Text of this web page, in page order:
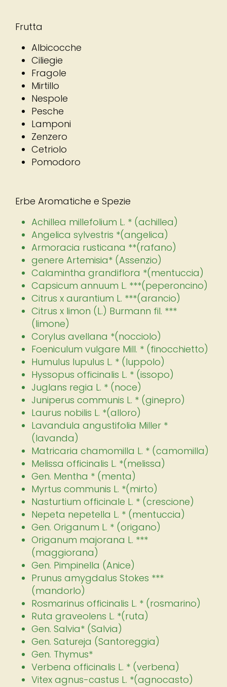
Frutta
Albicocche
Ciliegie
Fragole
Mirtillo
Nespole
Pesche
Lamponi
Zenzero
Cetriolo
Pomodoro
Erbe Aromatiche e Spezie
Achillea millefolium L. * (achillea)
Angelica sylvestris *(angelica)
Armoracia rusticana **(rafano)
genere Artemisia* (Assenzio)
Calamintha grandiflora *(mentuccia)
Capsicum annuum L. ***(peperoncino)
Citrus x aurantium L. ***(arancio)
Citrus x limon (L.) Burmann fil. ***
(limone)
Corylus avellana *(nocciolo)
Foeniculum vulgare Mill. * (finocchietto)
Humulus lupulus L. * (luppolo)
Hyssopus officinalis L. * (issopo)
Juglans regia L. * (noce)
Juniperus communis L. * (ginepro)
Laurus nobilis L. *(alloro)
Lavandula angustifolia Miller *
(lavanda)
Matricaria chamomilla L. * (camomilla)
Melissa officinalis L. *(melissa)
Gen. Mentha * (menta)
Myrtus communis L. *(mirto)
Nasturtium officinale L. * (crescione)
Nepeta nepetella L. * (mentuccia)
Gen. Origanum L. * (origano)
Origanum majorana L. ***
(maggiorana)
Gen. Pimpinella (Anice)
Prunus amygdalus Stokes ***
(mandorlo)
Rosmarinus officinalis L. * (rosmarino)
Ruta graveolens L. *(ruta)
Gen. Salvia* (Salvia)
Gen. Satureja (Santoreggia)
Gen. Thymus*
Verbena officinalis L. * (verbena)
Vitex agnus-castus L. *(agnocasto)